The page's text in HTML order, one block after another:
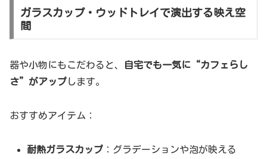
ガラスカップ・ウッドトレイで演出する映え空
間
器や小物にもこだわると、
自宅でも一気に“カフェらし
さ”がアップします。
おすすめアイテム：
耐熱ガラスカップ ：グラデーションや泡が映える